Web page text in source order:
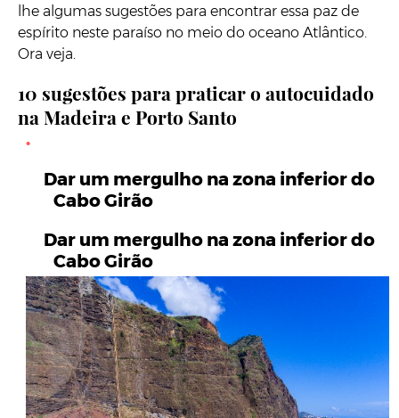
lhe algumas sugestões para encontrar essa paz de
espírito neste paraíso no meio do oceano Atlântico.
Ora veja.
10 sugestões para praticar o autocuidado
na Madeira e Porto Santo
Dar um mergulho na zona inferior do
Cabo Girão
Dar um mergulho na zona inferior do
Cabo Girão